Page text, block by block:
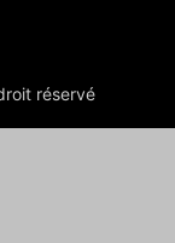
réservé